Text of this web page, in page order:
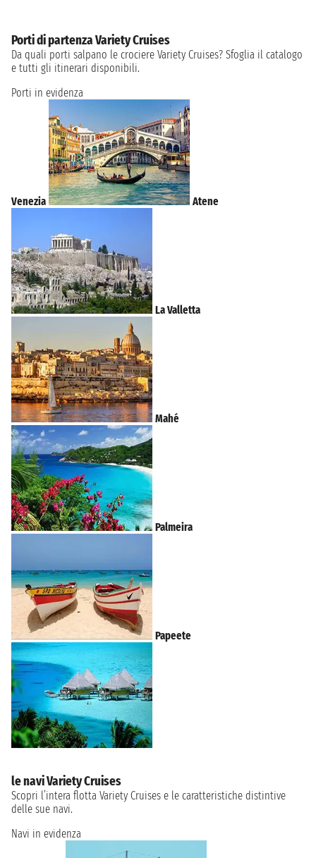
Porti di partenza Variety Cruises
Da quali porti salpano le crociere Variety Cruises? Sfoglia il catalogo
e tutti gli itinerari disponibili.
Porti in evidenza
Venezia Atene
La Valletta
Mahé
Palmeira
Papeete
le navi Variety Cruises
Scopri l’intera flotta Variety Cruises e le caratteristiche distintive
delle sue navi.
Navi in evidenza